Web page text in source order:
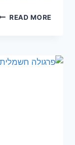
READ MORE